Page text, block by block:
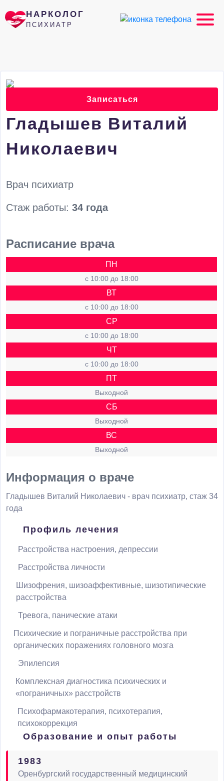
НАРКОЛОГ
ПСИХИАТР
Записаться
Гладышев Виталий
Николаевич
Врач психиатр
Стаж работы: 34 года
Расписание врача
ПН
c 10:00 до 18:00
ВТ
c 10:00 до 18:00
СР
c 10:00 до 18:00
ЧТ
c 10:00 до 18:00
ПТ
Выходной
СБ
Выходной
ВС
Выходной
Информация о враче
Гладышев Виталий Николаевич - врач психиатр, стаж 34
года
Профиль лечения
Расстройства настроения, депрессии
Расстройства личности
Шизофрения, шизоаффективные, шизотипические
расстройства
Тревога, панические атаки
Психические и пограничные расстройства при
органических поражениях головного мозга
Эпилепсия
Комплексная диагностика психических и
«пограничных» расстройств
Психофармакотерапия, психотерапия,
психокоррекция
Образование и опыт работы
1983
Оренбургский государственный медицинский